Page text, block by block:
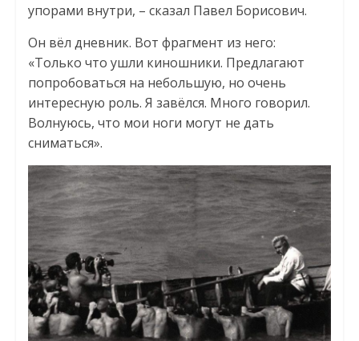
упорами внутри, – сказал Павел Борисович.
Он вёл дневник. Вот фрагмент из него:
«Только что ушли киношники. Предлагают
попробоваться на небольшую, но очень
интересную роль. Я завёлся. Много говорил.
Волнуюсь, что мои ноги могут не дать
сниматься».